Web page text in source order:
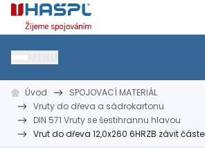
Hašpl
HŘEBÍKY
kramle
SPOJOVACÍ MATERIÁL
vruty, šrouby, matice
Úvod
SPOJOVACÍ MATERIÁL
Vruty do dřeva a sádrokartonu
DIN 571 Vruty se šestihrannu hlavou
Vrut do dřeva 12,0x260 6HRZB závit